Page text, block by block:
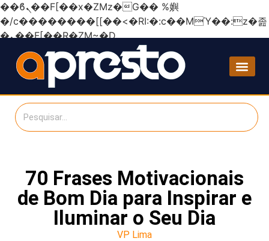
��ϐܢ��F[��x�ZMz�G�� %嬩
�/c��������[[��<�RI:�:c��MΎ��:z�졾
�ܢ��F[��R�ZM~�D
70 Frases Motivacionais
de Bom Dia para Inspirar e
Iluminar o Seu Dia
VP Lima